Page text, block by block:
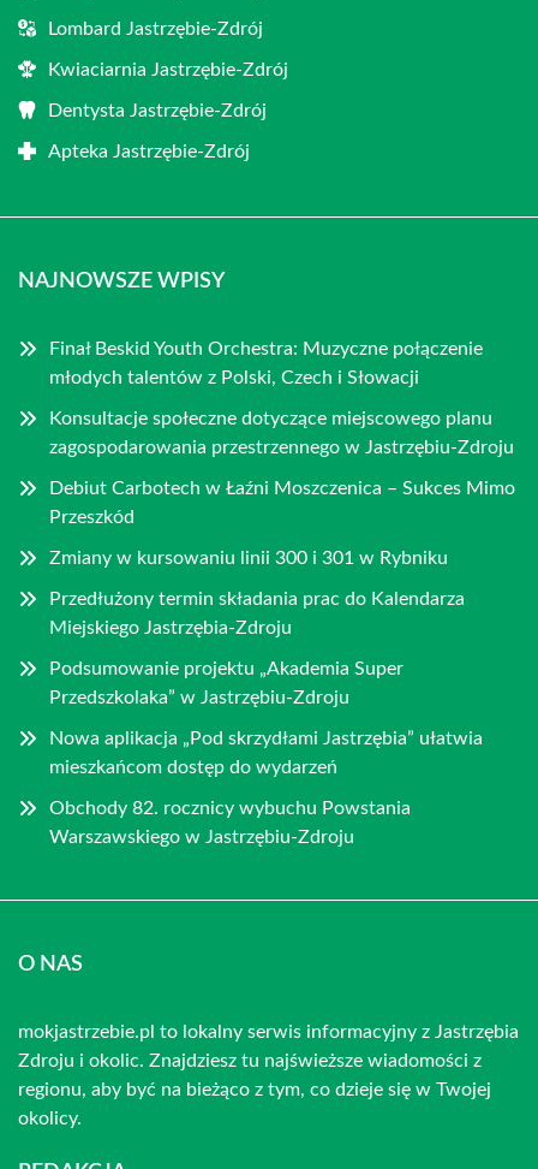
Lombard Jastrzębie-Zdrój
Kwiaciarnia Jastrzębie-Zdrój
Dentysta Jastrzębie-Zdrój
Apteka Jastrzębie-Zdrój
NAJNOWSZE WPISY
Finał Beskid Youth Orchestra: Muzyczne połączenie
młodych talentów z Polski, Czech i Słowacji
Konsultacje społeczne dotyczące miejscowego planu
zagospodarowania przestrzennego w Jastrzębiu-Zdroju
Debiut Carbotech w Łaźni Moszczenica – Sukces Mimo
Przeszkód
Zmiany w kursowaniu linii 300 i 301 w Rybniku
Przedłużony termin składania prac do Kalendarza
Miejskiego Jastrzębia-Zdroju
Podsumowanie projektu „Akademia Super
Przedszkolaka” w Jastrzębiu-Zdroju
Nowa aplikacja „Pod skrzydłami Jastrzębia” ułatwia
mieszkańcom dostęp do wydarzeń
Obchody 82. rocznicy wybuchu Powstania
Warszawskiego w Jastrzębiu-Zdroju
O NAS
mokjastrzebie.pl to lokalny serwis informacyjny z Jastrzębia
Zdroju i okolic. Znajdziesz tu najświeższe wiadomości z
regionu, aby być na bieżąco z tym, co dzieje się w Twojej
okolicy.